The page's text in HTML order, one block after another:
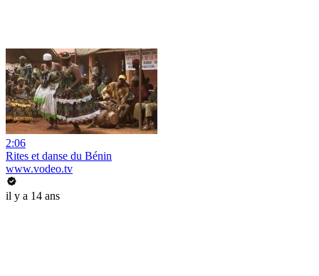
2:06
Rites et danse du Bénin
www.vodeo.tv
il y a 14 ans